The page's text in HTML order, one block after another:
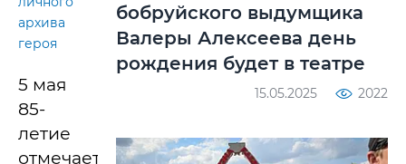
архива
героя
5 мая
85-
летие
отмечает
бобруйского выдумщика
Валеры Алексеева день
рождения будет в театре
15.05.2025 2022